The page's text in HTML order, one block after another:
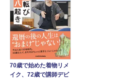
70歳で始めた着物リメ
イク、72歳で講師デビ